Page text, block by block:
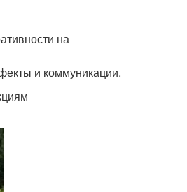
на
и коммуникации.